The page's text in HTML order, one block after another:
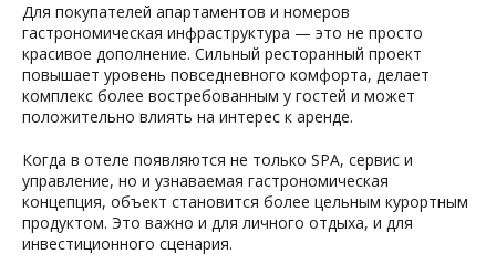
Для покупателей апартаментов и номеров
гастрономическая инфраструктура — это не просто
красивое дополнение. Сильный ресторанный проект
повышает уровень повседневного комфорта, делает
комплекс более востребованным у гостей и может
положительно влиять на интерес к аренде.
Когда в отеле появляются не только SPA, сервис и
управление, но и узнаваемая гастрономическая
концепция, объект становится более цельным курортным
продуктом. Это важно и для личного отдыха, и для
инвестиционного сценария.